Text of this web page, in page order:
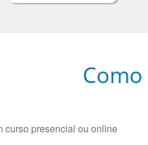
curso presencial ou online